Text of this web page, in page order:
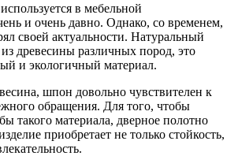
в мебельной
и очень давно. Однако, со временем,
своей актуальности. Натуральный
древесины различных пород, это
и экологичный материал.
шпон довольно чувствителен к
обращения. Для того, чтобы
такого материала, дверное полотно
приобретает не только стойкость,